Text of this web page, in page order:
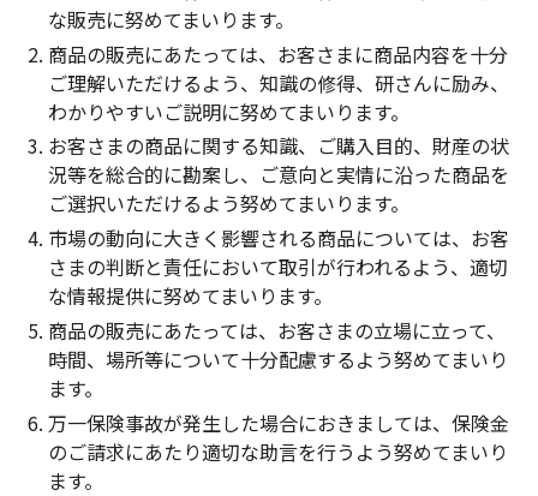
な販売に努めてまいります。
商品の販売にあたっては、お客さまに商品内容を十分
ご理解いただけるよう、知識の修得、研さんに励み、
わかりやすいご説明に努めてまいります。
お客さまの商品に関する知識、ご購入目的、財産の状
況等を総合的に勘案し、ご意向と実情に沿った商品を
ご選択いただけるよう努めてまいります。
市場の動向に大きく影響される商品については、お客
さまの判断と責任において取引が行われるよう、適切
な情報提供に努めてまいります。
商品の販売にあたっては、お客さまの立場に立って、
時間、場所等について十分配慮するよう努めてまいり
ます。
万一保険事故が発生した場合におきましては、保険金
のご請求にあたり適切な助言を行うよう努めてまいり
ます。